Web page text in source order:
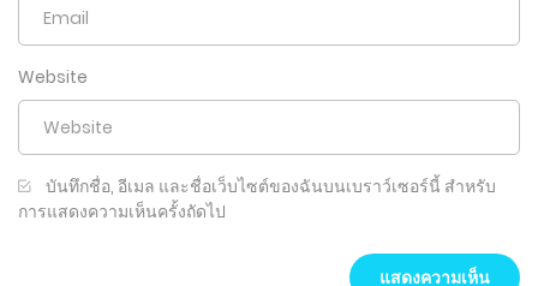
Website
บันทึกชื่อ, อีเมล และชื่อเว็บไซต์ของฉันบนเบราว์เซอร์นี้ สำหรับ
การแสดงความเห็นครั้งถัดไป